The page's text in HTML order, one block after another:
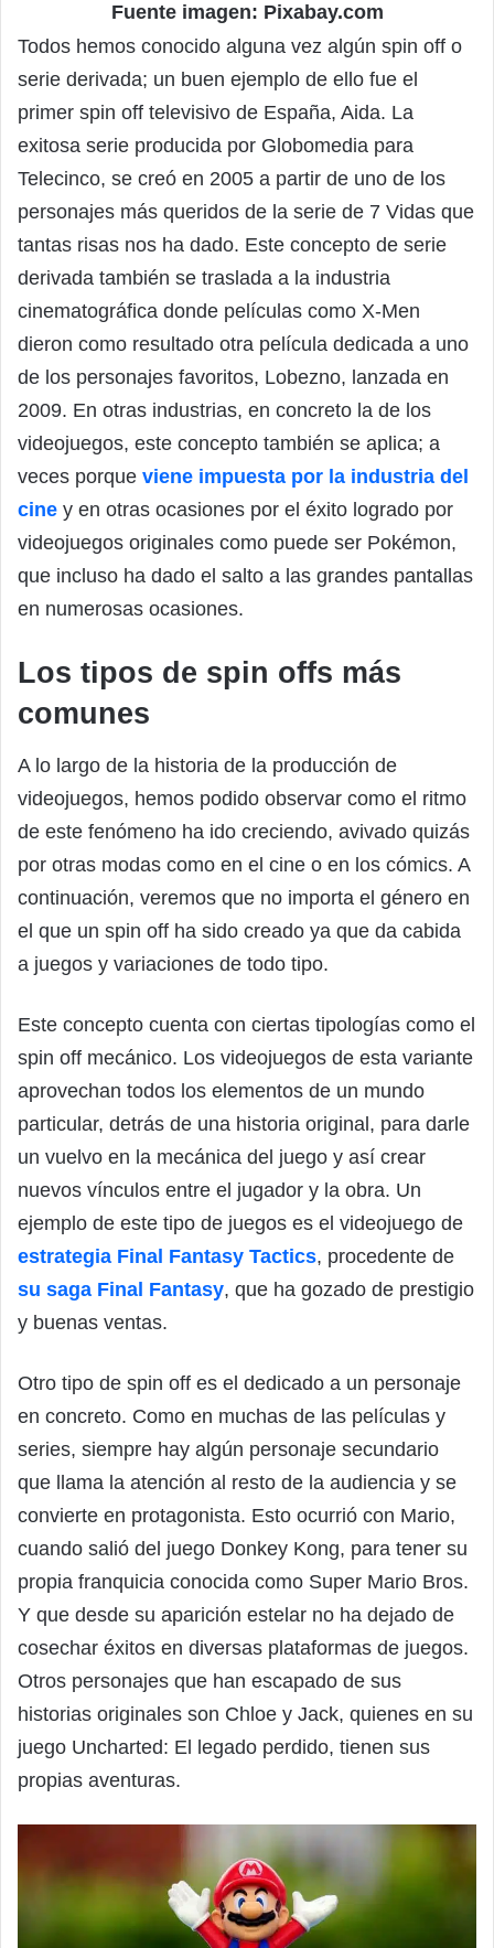
Fuente imagen: Pixabay.com
Todos hemos conocido alguna vez algún spin off o
serie derivada; un buen ejemplo de ello fue el
primer spin off televisivo de España, Aida. La
exitosa serie producida por Globomedia para
Telecinco, se creó en 2005 a partir de uno de los
personajes más queridos de la serie de 7 Vidas que
tantas risas nos ha dado. Este concepto de serie
derivada también se traslada a la industria
cinematográfica donde películas como X-Men
dieron como resultado otra película dedicada a uno
de los personajes favoritos, Lobezno, lanzada en
2009. En otras industrias, en concreto la de los
videojuegos, este concepto también se aplica; a
veces porque viene impuesta por la industria del
cine y en otras ocasiones por el éxito logrado por
videojuegos originales como puede ser Pokémon,
que incluso ha dado el salto a las grandes pantallas
en numerosas ocasiones.
Los tipos de spin offs más
comunes
A lo largo de la historia de la producción de
videojuegos, hemos podido observar como el ritmo
de este fenómeno ha ido creciendo, avivado quizás
por otras modas como en el cine o en los cómics. A
continuación, veremos que no importa el género en
el que un spin off ha sido creado ya que da cabida
a juegos y variaciones de todo tipo.
Este concepto cuenta con ciertas tipologías como el
spin off mecánico. Los videojuegos de esta variante
aprovechan todos los elementos de un mundo
particular, detrás de una historia original, para darle
un vuelvo en la mecánica del juego y así crear
nuevos vínculos entre el jugador y la obra. Un
ejemplo de este tipo de juegos es el videojuego de
estrategia Final Fantasy Tactics, procedente de
su saga Final Fantasy, que ha gozado de prestigio
y buenas ventas.
Otro tipo de spin off es el dedicado a un personaje
en concreto. Como en muchas de las películas y
series, siempre hay algún personaje secundario
que llama la atención al resto de la audiencia y se
convierte en protagonista. Esto ocurrió con Mario,
cuando salió del juego Donkey Kong, para tener su
propia franquicia conocida como Super Mario Bros.
Y que desde su aparición estelar no ha dejado de
cosechar éxitos en diversas plataformas de juegos.
Otros personajes que han escapado de sus
historias originales son Chloe y Jack, quienes en su
juego Uncharted: El legado perdido, tienen sus
propias aventuras.